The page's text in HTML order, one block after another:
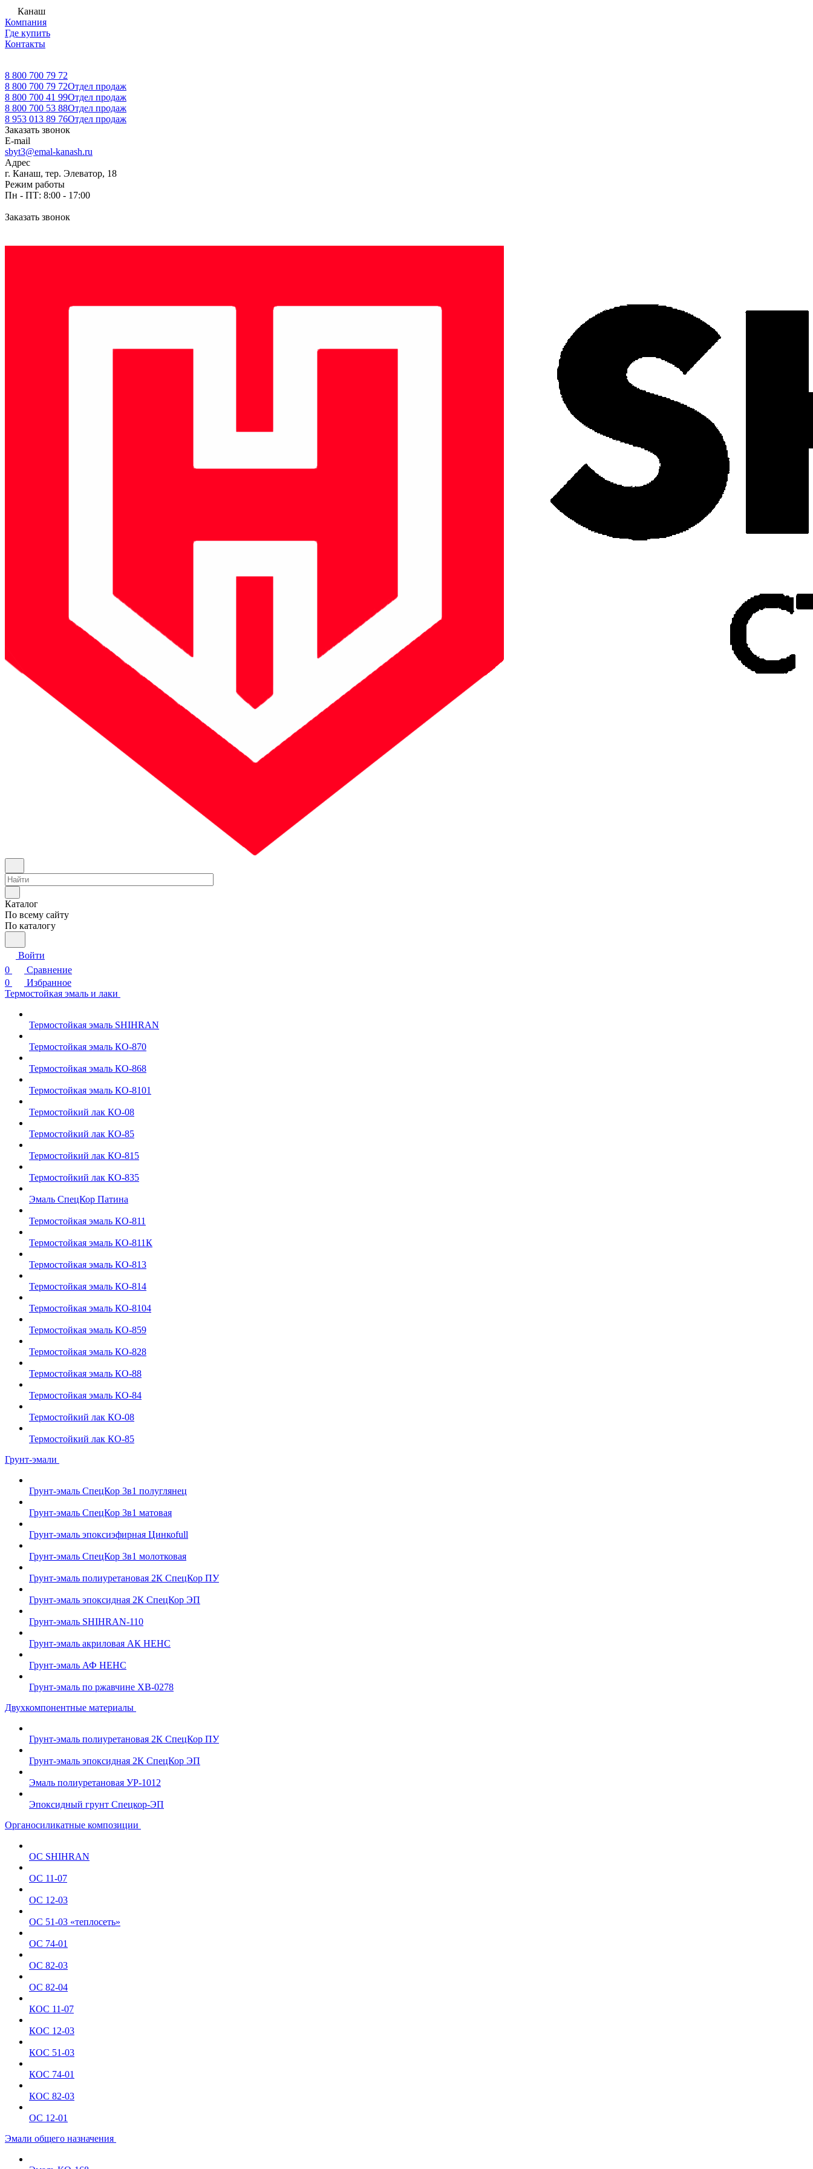
Канаш
Компания
Где купить
Контакты
8 800 700 79 72
8 800 700 79 72Отдел продаж
8 800 700 41 99Отдел продаж
8 800 700 53 88Отдел продаж
8 953 013 89 76Отдел продаж
Заказать звонок
E-mail
sbyt3@emal-kanash.ru
Адрес
г. Канаш, тер. Элеватор, 18
Режим работы
Пн - ПТ: 8:00 - 17:00
Заказать звонок
Каталог
По всему сайту
По каталогу
Войти
0
Сравнение
0
Избранное
Термостойкая эмаль и лаки
Термостойкая эмаль SHIHRAN
Термостойкая эмаль КО-870
Термостойкая эмаль КО-868
Термостойкая эмаль КО-8101
Термостойкий лак КО-08
Термостойкий лак КО-85
Термостойкий лак КО-815
Термостойкий лак КО-835
Эмаль СпецКор Патина
Термостойкая эмаль КО-811
Термостойкая эмаль КО-811К
Термостойкая эмаль КО-813
Термостойкая эмаль КО-814
Термостойкая эмаль КО-8104
Термостойкая эмаль КО-859
Термостойкая эмаль КО-828
Термостойкая эмаль КО-88
Термостойкая эмаль КО-84
Термостойкий лак КО-08
Термостойкий лак КО-85
Грунт-эмали
Грунт-эмаль СпецКор 3в1 полуглянец
Грунт-эмаль СпецКор 3в1 матовая
Грунт-эмаль эпоксиэфирная Цинкоfull
Грунт-эмаль СпецКор 3в1 молотковая
Грунт-эмаль полиуретановая 2К СпецКор ПУ
Грунт-эмаль эпоксидная 2К СпецКор ЭП
Грунт-эмаль SHIHRAN-110
Грунт-эмаль акриловая АК НЕНС
Грунт-эмаль АФ НЕНС
Грунт-эмаль по ржавчине ХВ-0278
Двухкомпонентные материалы
Грунт-эмаль полиуретановая 2К СпецКор ПУ
Грунт-эмаль эпоксидная 2К СпецКор ЭП
Эмаль полиуретановая УР-1012
Эпоксидный грунт Спецкор-ЭП
Органосиликатные композиции
ОС SHIHRAN
ОС 11-07
ОС 12-03
ОС 51-03 «теплосеть»
ОС 74-01
ОС 82-03
ОС 82-04
КОС 11-07
КОС 12-03
КОС 51-03
КОС 74-01
КОС 82-03
ОС 12-01
Эмали общего назначения